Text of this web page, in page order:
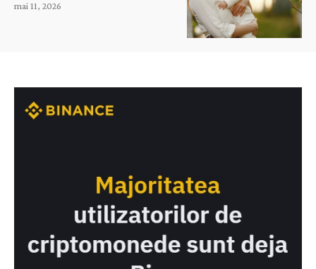
mai 11, 2026